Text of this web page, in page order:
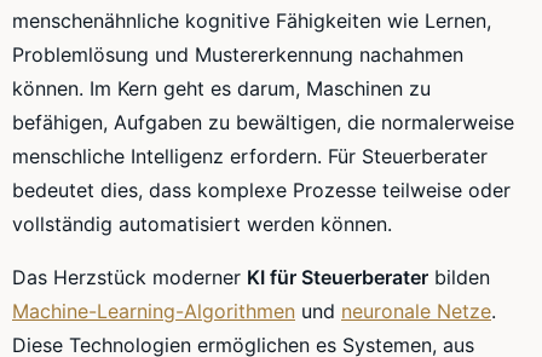
menschenähnliche kognitive Fähigkeiten wie Lernen,
Problemlösung und Mustererkennung nachahmen
können. Im Kern geht es darum, Maschinen zu
befähigen, Aufgaben zu bewältigen, die normalerweise
menschliche Intelligenz erfordern. Für Steuerberater
bedeutet dies, dass komplexe Prozesse teilweise oder
vollständig automatisiert werden können.
Das Herzstück moderner KI für Steuerberater bilden
Machine-Learning-Algorithmen und neuronale Netze.
Diese Technologien ermöglichen es Systemen, aus